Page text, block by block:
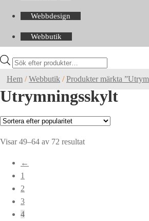
Webbdesign
Webbutik
Products
Hem /Webbutik /Produkter märkta
Utrymningsskylt
Visar 49–64 av 72 resultatSortera
←
1
2
3
4